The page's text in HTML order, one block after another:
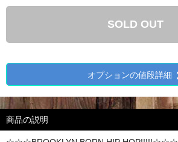
SOLD OUT
オプションの値段詳細
商品の説明